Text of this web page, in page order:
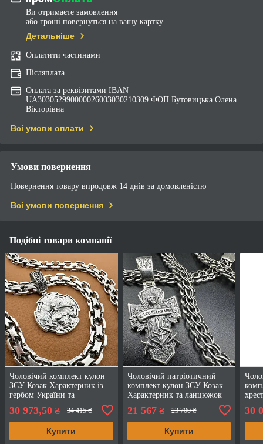
Ви отримаєте замовлення
або гроші повернуться на вашу картку
Детальніше
Оплатити частинами
Післяплата
Оплата за реквізитами IBAN
UA303052990000026003030210309 ФОП Бутовицька Олена
Вікторівна
Всі умови оплати
Умови повернення
Повернення товару впродовж 14 днів за домовленістю
Всі умови повернення
Подібні товари компанії
Чоловічий комплект кулон
ЗСУ Козак Характерник із
гербом України та
ланцюжок подвійний якір
925 проба
30 973,50 ₴ 34 415 ₴
Купити
Чоловічий патріотичний
комплект кулон ЗСУ Козак
Характерник та ланцюжок
чорнінням
21 567₴ 23 700 ₴
Купити
30